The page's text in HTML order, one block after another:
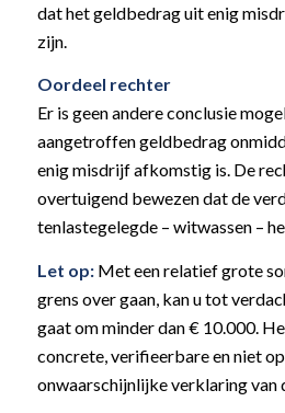
dat het geldbedrag uit enig
zijn.
Oordeel rechter
Er is geen andere conclusie
aangetroffen geldbedrag
enig misdrijf afkomstig is. De
overtuigend bewezen dat de
tenlastegelegde – witwassen –
Let op:Met een relatief grote
grens over gaan, kan u tot
gaat om minder dan € 10.000.
concrete, verifieerbare en niet
onwaarschijnlijke verklaring van